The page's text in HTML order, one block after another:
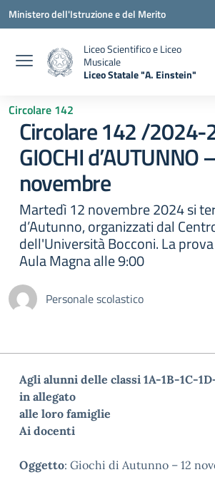
Vai ai contenuti
Vai al menu di navigazione
Vai al footer
Ministero dell'Istruzione e del Merito
Liceo Scientifico e Liceo
Musicale
Liceo Statale "A. Einstein"
Circolare 142
Circolare 142 /2024-
GIOCHI d’AUTUNNO
novembre
Martedì 12 novembre 2024 si
d’Autunno, organizzati dal
dell'Università Bocconi. La
Aula Magna alle 9:00
Personale scolastico
Agli alunni delle classi 1A-1B-1C-
in allegato
alle loro famiglie
Ai docenti
Oggetto: Giochi di Autunno – 12